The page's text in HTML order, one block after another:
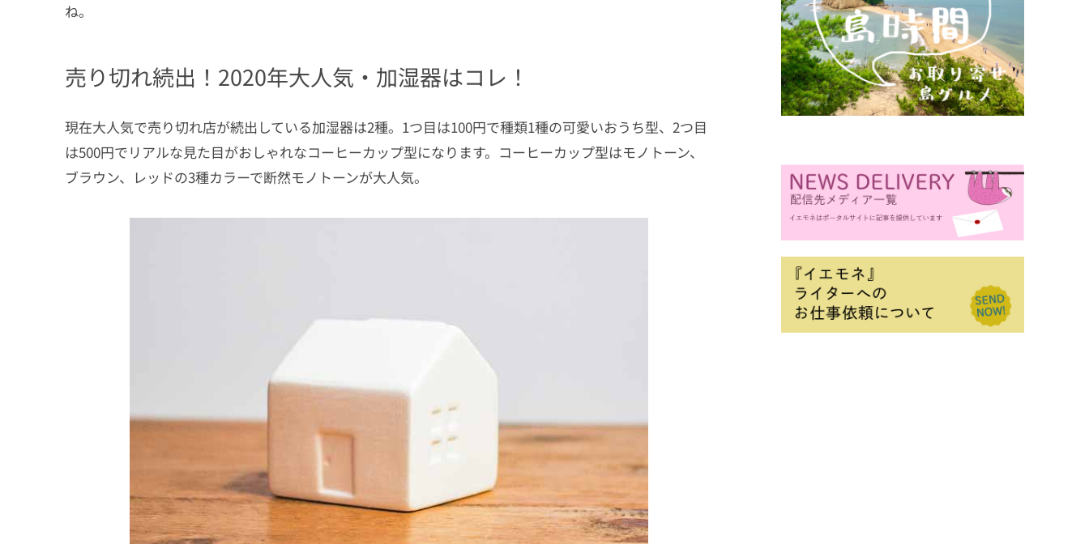
ね。
売り切れ続出！2020年大人気・加湿器はコレ！
現在大人気で売り切れ店が続出している加湿器は2種。1つ目は100円で種類1種の可愛いおうち型、2つ目
は500円でリアルな見た目がおしゃれなコーヒーカップ型になります。コーヒーカップ型はモノトーン、
ブラウン、レッドの3種カラーで断然モノトーンが大人気。